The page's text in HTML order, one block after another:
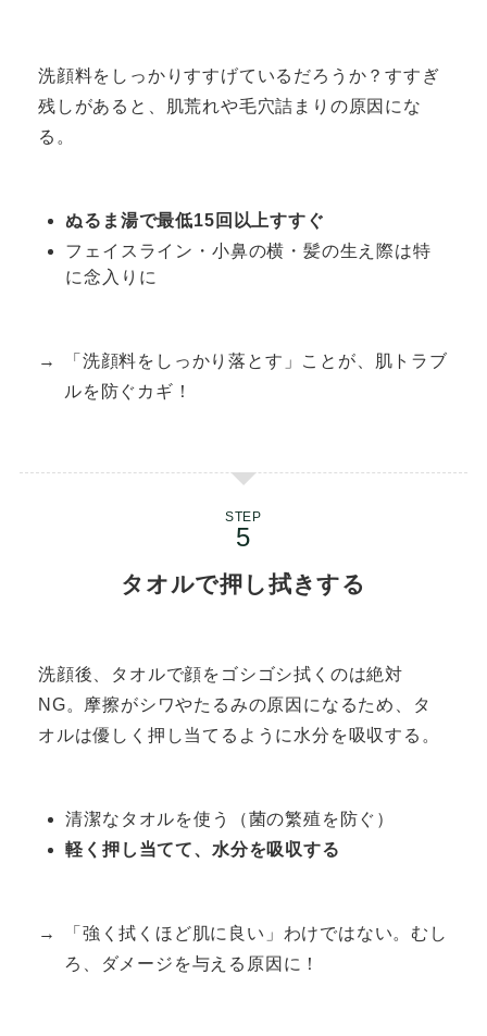
洗顔料をしっかりすすげているだろうか？すすぎ
残しがあると、肌荒れや毛穴詰まりの原因にな
る。
ぬるま湯で最低15回以上すすぐ
フェイスライン・小鼻の横・髪の生え際は特
に念入りに
「洗顔料をしっかり落とす」ことが、肌トラブ
ルを防ぐカギ！
STEP
タオルで押し拭きする
洗顔後、タオルで顔をゴシゴシ拭くのは絶対
NG。摩擦がシワやたるみの原因になるため、タ
オルは優しく押し当てるように水分を吸収する。
清潔なタオルを使う（菌の繁殖を防ぐ）
軽く押し当てて、水分を吸収する
「強く拭くほど肌に良い」わけではない。むし
ろ、ダメージを与える原因に！